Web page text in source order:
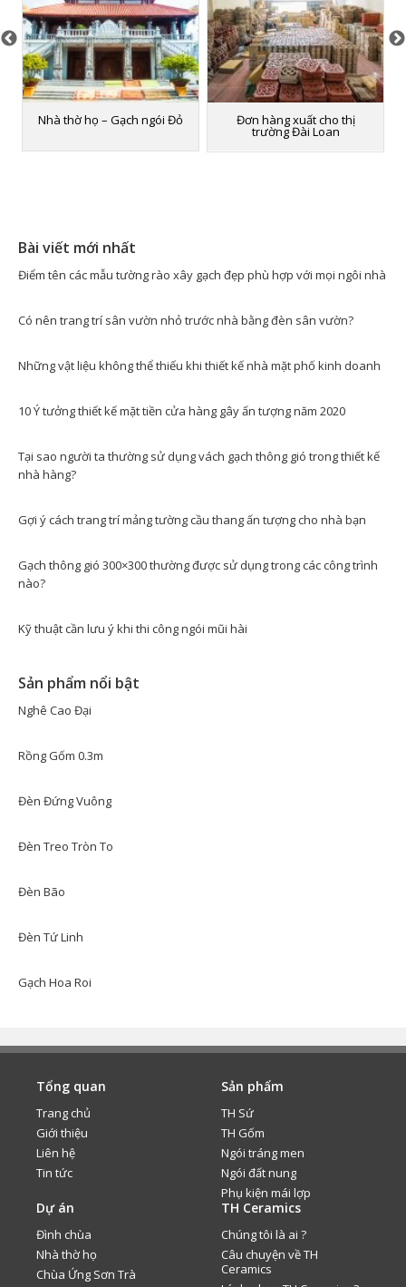
Nhà thờ họ – Gạch ngói Đỏ Đơn hàng xuất cho thị
trường Đài Loan
Bài viết mới nhất
Điểm tên các mẫu tường rào xây gạch đẹp phù hợp với mọi ngôi nhà
Có nên trang trí sân vườn nhỏ trước nhà bằng đèn sân vườn?
Những vật liệu không thể thiếu khi thiết kế nhà mặt phố kinh doanh
10 Ý tưởng thiết kế mặt tiền cửa hàng gây ấn tượng năm 2020
Tại sao người ta thường sử dụng vách gạch thông gió trong thiết kế
nhà hàng?
Gợi ý cách trang trí mảng tường cầu thang ấn tượng cho nhà bạn
Gạch thông gió 300×300 thường được sử dụng trong các công trình
nào?
Kỹ thuật cần lưu ý khi thi công ngói mũi hài
Sản phẩm nổi bật
Nghê Cao Đại
Rồng Gốm 0.3m
Đèn Đứng Vuông
Đèn Treo Tròn To
Đèn Bão
Đèn Tứ Linh
Gạch Hoa Roi
Tổng quan
Trang chủ
Giới thiệu
Liên hệ
Tin tức
Sản phẩm
TH Sứ
TH Gốm
Ngói tráng men
Ngói đất nung
Phụ kiện mái lợp
Dự án
Đình chùa
Nhà thờ họ
Chùa Ứng Sơn Trà
TH Ceramics
Chúng tôi là ai ?
Câu chuyện về TH
Ceramics